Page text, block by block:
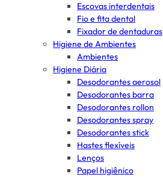
Escovas interdentais
Fio e fita dental
Fixador de dentaduras
Higiene de Ambientes
Ambientes
Higiene Diária
Desodorantes aerosol
Desodorantes barra
Desodorantes rollon
Desodorantes spray
Desodorantes stick
Hastes flexíveis
Lenços
Papel higiênico